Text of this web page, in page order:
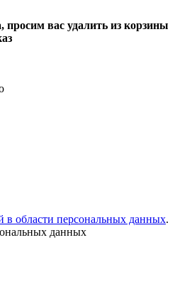
просим вас удалить из корзины
в области персональных данных.
данных